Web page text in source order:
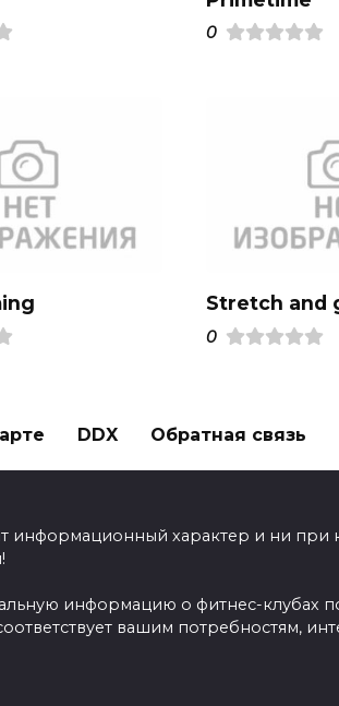
0
Stretch and
0
DDX Обратная связь
информационный характер и ни при
информацию о фитнес-клубах
вашим потребностям,